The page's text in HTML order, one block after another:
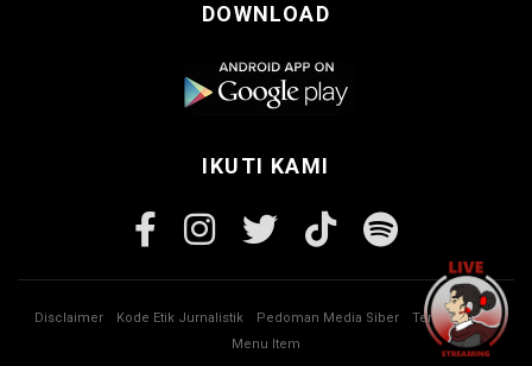
DOWNLOAD
IKUTI KAMI
Disclaimer Kode Etik Jurnalistik Pedoman Media Siber
Tentang Kami
Menu Item